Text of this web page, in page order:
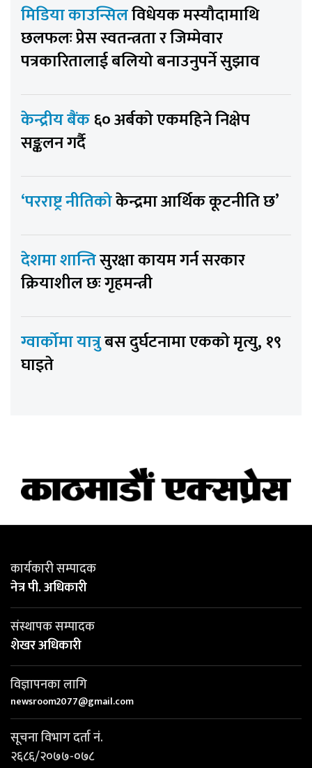
मिडिया काउन्सिलविधेयक मस्यौदामाथि
छलफलः प्रेस स्वतन्त्रता र जिम्मेवार
पत्रकारितालाई बलियो बनाउनुपर्ने सुझाव
केन्द्रीय बैंक६० अर्बको एकमहिने निक्षेप
सङ्कलन गर्दै
‘परराष्ट्र नीतिकोकेन्द्रमा आर्थिक कूटनीति छ’
देशमा शान्तिसुरक्षा कायम गर्न सरकार
क्रियाशील छः गृहमन्त्री
ग्वार्कोमा यात्रुबस दुर्घटनामा एकको मृत्यु, १९
घाइते
कार्यकारी सम्पादक
नेत्र पी. अधिकारी
संस्थापक सम्पादक
शेखर अधिकारी
विज्ञापनका लागि
newsroom2077@gmail.com
सूचना विभाग दर्ता नं.
२६८६/२०७७-०७८